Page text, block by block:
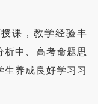
课，教学经验丰
析中、高考命题思
养成良好学习习